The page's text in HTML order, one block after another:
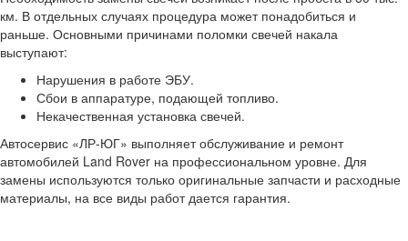
км. В отдельных случаях процедура может понадобиться и
раньше. Основными причинами поломки свечей накала
выступают:
Нарушения в работе ЭБУ.
Сбои в аппаратуре, подающей топливо.
Некачественная установка свечей.
Автосервис «ЛР-ЮГ» выполняет обслуживание и ремонт
автомобилей Land Rover на профессиональном уровне. Для
замены используются только оригинальные запчасти и расходные
материалы, на все виды работ дается гарантия.